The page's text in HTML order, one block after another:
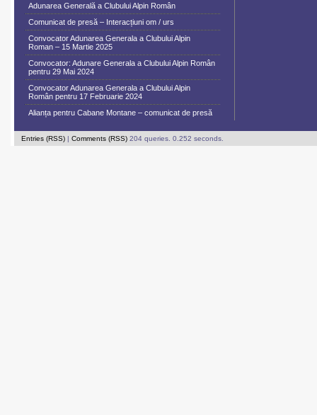
Adunarea Generală a Clubului Alpin Român
Comunicat de presă – Interacțiuni om / urs
Convocator Adunarea Generala a Clubului Alpin
Roman – 15 Martie 2025
Convocator: Adunare Generala a Clubului Alpin Român
pentru 29 Mai 2024
Convocator Adunarea Generala a Clubului Alpin
Român pentru 17 Februarie 2024
Alianța pentru Cabane Montane – comunicat de presă
Entries (RSS) | Comments (RSS) 204 queries. 0.252 seconds.